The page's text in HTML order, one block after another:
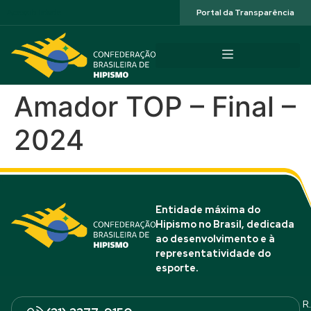
Portal da Transparência
Amador TOP – Final –
2024
Entidade máxima do
Hipismo no Brasil, dedicada
ao desenvolvimento e à
representatividade do
esporte.
R.